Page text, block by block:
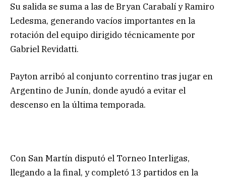
Su salida se suma a las de Bryan Carabalí y Ramiro
Ledesma, generando vacíos importantes en la
rotación del equipo dirigido técnicamente por
Gabriel Revidatti.
Payton arribó al conjunto correntino tras jugar en
Argentino de Junín, donde ayudó a evitar el
descenso en la última temporada.
Con San Martín disputó el Torneo Interligas,
llegando a la final, y completó 13 partidos en la